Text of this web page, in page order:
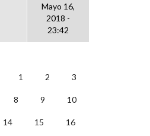
Mayo 16,
2018 -
23:42
1 2 3
8 9 10
14 15 16